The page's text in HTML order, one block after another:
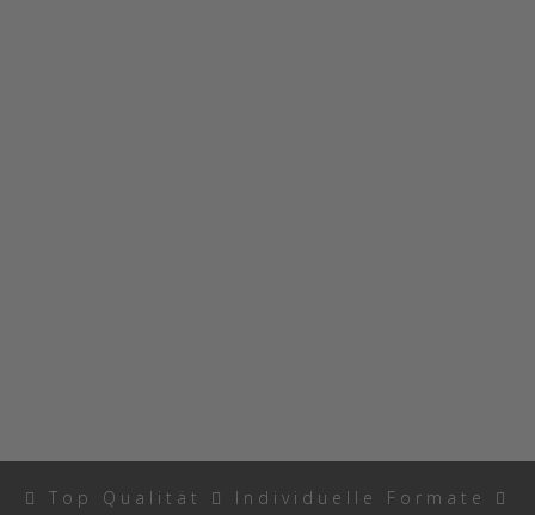
Top Qualität
Individuelle Formate